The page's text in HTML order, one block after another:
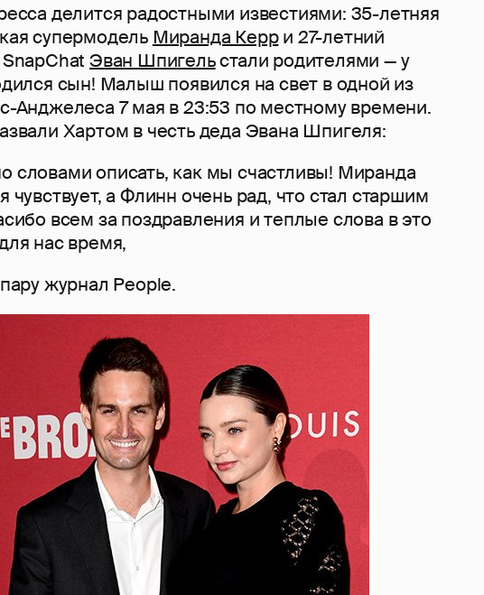
делится радостными известиями: 35-летняя
супермодель Миранда Керри 27-летний
SnapChatЭван Шпигельстали родителями — у
сын! Малыш появился на свет в одной из
Анджелеса 7 мая в 23:53 по местному времени.
Хартом в честь деда Эвана Шпигеля:
словами описать, как мы счастливы! Миранда
чувствует, а Флинн очень рад, что стал старшим
всем за поздравления и теплые слова в это
нас время,
журнал People.